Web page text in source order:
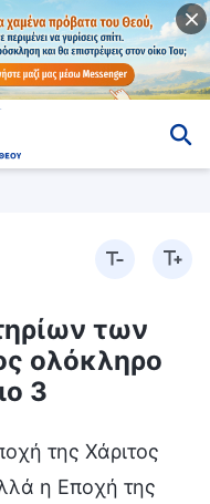
των
ολόκληρο
3
της Χάριτος
η Εποχή της